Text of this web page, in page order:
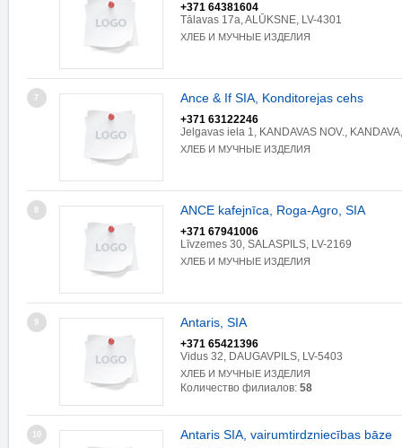
+371 64381604
Tālavas 17a, ALŪKSNE, LV-4301
ХЛЕБ И МУЧНЫЕ ИЗДЕЛИЯ
7 Ance & If SIA, Konditorejas cehs
+371 63122246
Jelgavas iela 1, KANDAVAS NOV.,
ХЛЕБ И МУЧНЫЕ ИЗДЕЛИЯ
8 ANCE kafejnīca, Roga-Agro, SIA
+371 67941006
Līvzemes 30, SALASPILS, LV-2169
ХЛЕБ И МУЧНЫЕ ИЗДЕЛИЯ
9 Antaris, SIA
+371 65421396
Vidus 32, DAUGAVPILS, LV-5403
ХЛЕБ И МУЧНЫЕ ИЗДЕЛИЯ
Количество филиалов: 58
10 Antaris SIA, vairumtirdzniecības bāze